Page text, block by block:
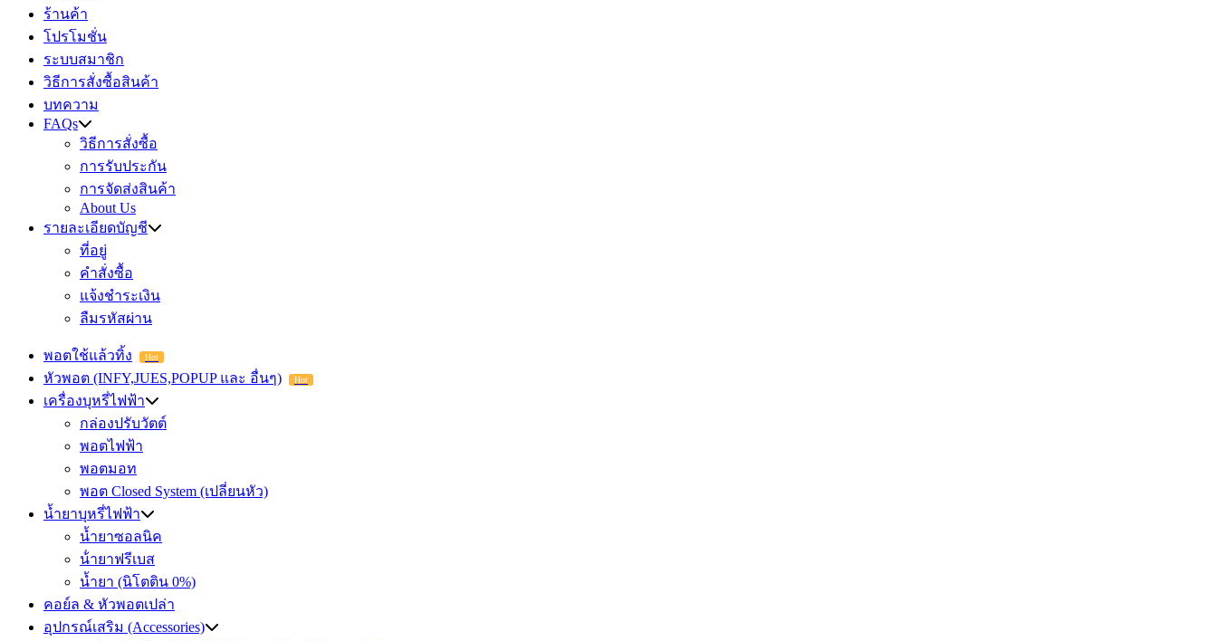
ร้านค้า
โปรโมชั่น
ระบบสมาชิก
วิธีการสั่งซื้อสินค้า
บทความ
FAQs
วิธีการสั่งซื้อ
การรับประกัน
การจัดส่งสินค้า
About Us
รายละเอียดบัญชี
ที่อยู่
คำสั่งซื้อ
แจ้งชำระเงิน
ลืมรหัสผ่าน
พอตใช้แล้วทิ้ง Hot
หัวพอต (INFY,JUES,POPUP และ อื่นๆ) Hot
เครื่องบุหรี่ไฟฟ้า
กล่องปรับวัตต์
พอตไฟฟ้า
พอตมอท
พอต Closed System (เปลี่ยนหัว)
น้ำยาบุหรี่ไฟฟ้า
น้ำยาซอลนิค
น้ํายาฟรีเบส
น้ำยา (นิโตติน 0%)
คอย์ล & หัวพอตเปล่า
อุปกรณ์เสริม (Accessories)